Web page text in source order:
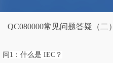
QC080000常见问题答疑（二）
问1：什么是 IEC？